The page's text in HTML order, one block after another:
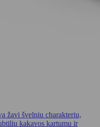
žavi švelniu charakteriu,
kakavos kartumu ir